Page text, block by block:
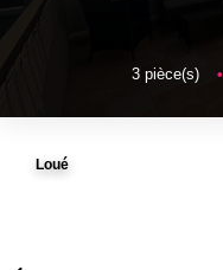
3pièce(s) •
Loué